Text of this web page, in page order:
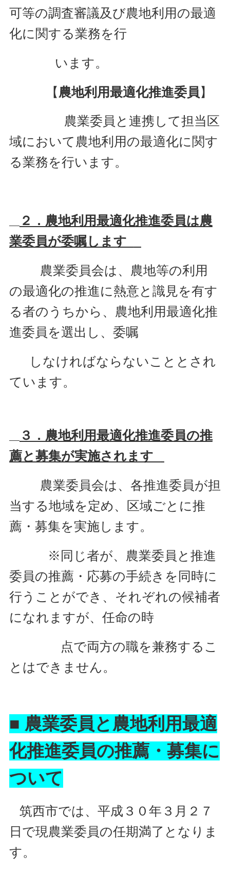
可等の調査審議及び農地利用の最適
化に関する業務を行
います。
【農地利用最適化推進委員】
農業委員と連携して担当区
域において農地利用の最適化に関す
る業務を行います。
２．農地利用最適化推進委員は農
業委員が委嘱します
農業委員会は、農地等の利用
の最適化の推進に熱意と識見を有す
る者のうちから、農地利用最適化推
進委員を選出し、委嘱
しなければならないこととされ
ています。
３．農地利用最適化推進委員の推
薦と募集が実施されます
農業委員会は、各推進委員が担
当する地域を定め、区域ごとに推
薦・募集を実施します。
※同じ者が、農業委員と推進
委員の推薦・応募の手続きを同時に
行うことができ、それぞれの候補者
になれますが、任命の時
点で両方の職を兼務するこ
とはできません。
■ 農業委員と農地利用最適
化推進委員の推薦・募集に
ついて
筑西市では、平成３０年３月２７
日で現農業委員の任期満了となりま
す。